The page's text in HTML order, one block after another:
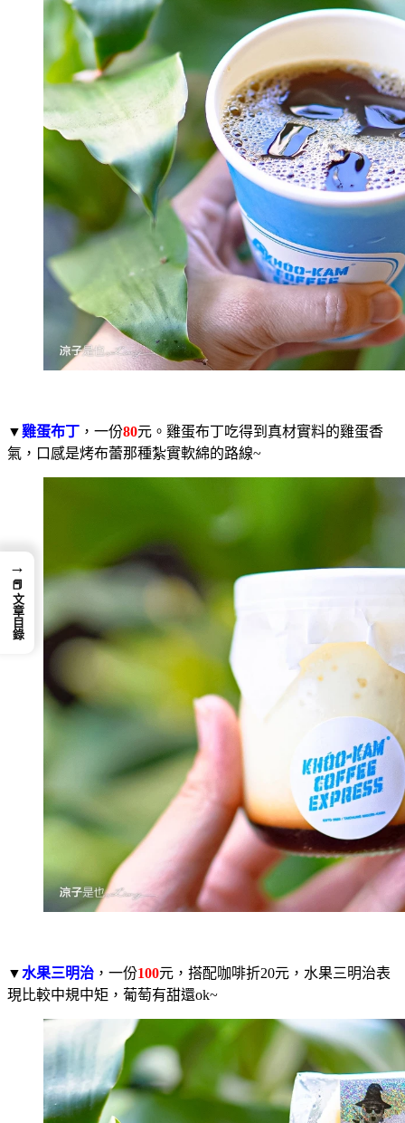
▼雞蛋布丁 ，一份80元。雞蛋布丁吃得到真材實料的雞蛋香
氣，口感是烤布蕾那種紮實軟綿的路線~
▼水果三明治 ，一份100元，搭配咖啡折20元，水果三明治表
現比較中規中矩，葡萄有甜還ok~
→
📕 文章目錄